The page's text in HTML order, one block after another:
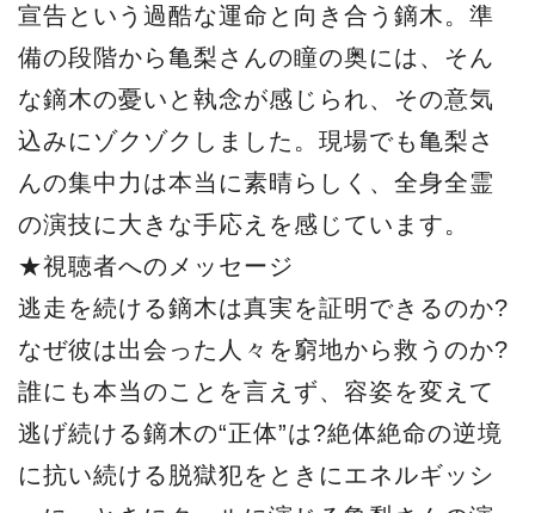
宣告という過酷な運命と向き合う鏑木。準
備の段階から亀梨さんの瞳の奥には、そん
な鏑木の憂いと執念が感じられ、その意気
込みにゾクゾクしました。現場でも亀梨さ
んの集中力は本当に素晴らしく、全身全霊
の演技に大きな手応えを感じています。
★視聴者へのメッセージ
逃走を続ける鏑木は真実を証明できるのか?
なぜ彼は出会った人々を窮地から救うのか?
誰にも本当のことを言えず、容姿を変えて
逃げ続ける鏑木の“正体”は?絶体絶命の逆境
に抗い続ける脱獄犯をときにエネルギッシ